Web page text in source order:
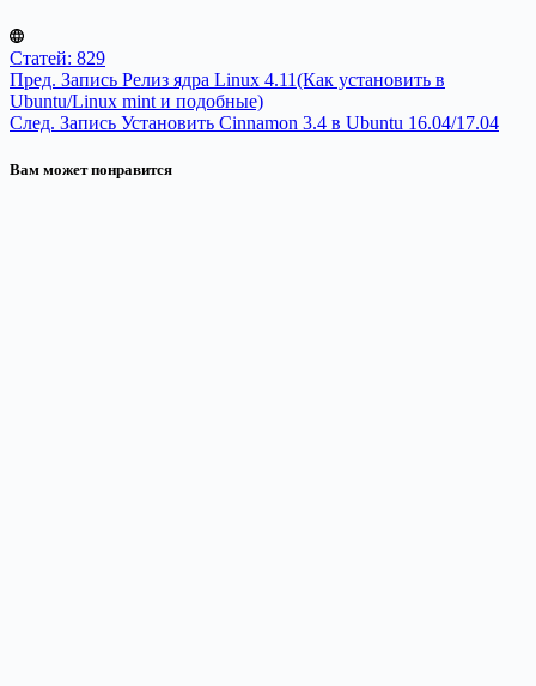
Статей: 829
Пред. Запись Релиз ядра Linux 4.11(Как установить в
Ubuntu/Linux mint и подобные)
След. Запись Установить Cinnamon 3.4 в Ubuntu 16.04/17.04
Вам может понравится